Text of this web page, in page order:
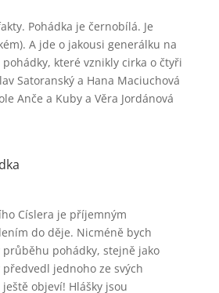
Pohádka je černobílá. Je
A jde o jakousi generálku na
pohádky, které vznikly cirka o čtyři
Satoranský a Hana Maciuchová
Anče a Kuby a Věra Jordánová
Císlera je příjemným
do děje. Nicméně bych
průběhu pohádky, stejně jako
předvedl jednoho ze svých
objeví! Hlášky jsou